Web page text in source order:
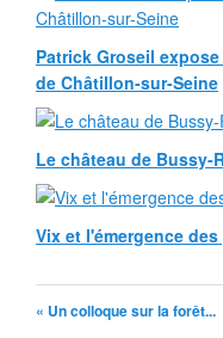
Patrick Groseil
de Châtillon-sur-Seine
Le château de Bussy-
Vix et l'émergence
« Un colloque sur la forêt...